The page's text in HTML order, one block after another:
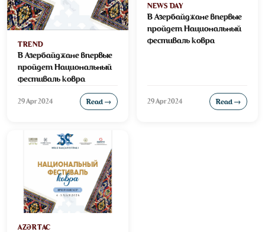
TREND
В Азербайджане впервые
пройдет Национальный
фестиваль ковра
29 Apr 2024 Read →
NEWS DAY
В Азербайджане впервые
пройдет Национальный
фестиваль ковра
29 Apr 2024 Read →
AZƏRTAC